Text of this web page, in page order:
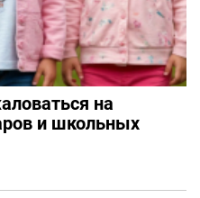
на
и школьных